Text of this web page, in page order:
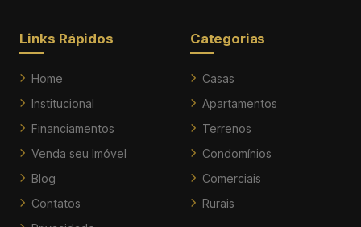
Links Rápidos
Home
Institucional
Financiamentos
Venda seu Imóvel
Blog
Contatos
Categorias
Casas
Apartamentos
Terrenos
Condomínios
Comerciais
Rurais